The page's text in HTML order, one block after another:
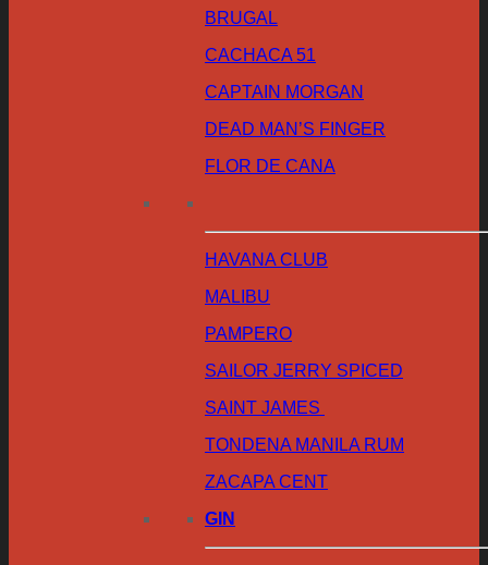
BRUGAL
CACHACA 51
CAPTAIN MORGAN
DEAD MAN’S FINGER
FLOR DE CANA
HAVANA CLUB
MALIBU
PAMPERO
SAILOR JERRY SPICED
SAINT JAMES
TONDENA MANILA RUM
ZACAPA CENT
GIN